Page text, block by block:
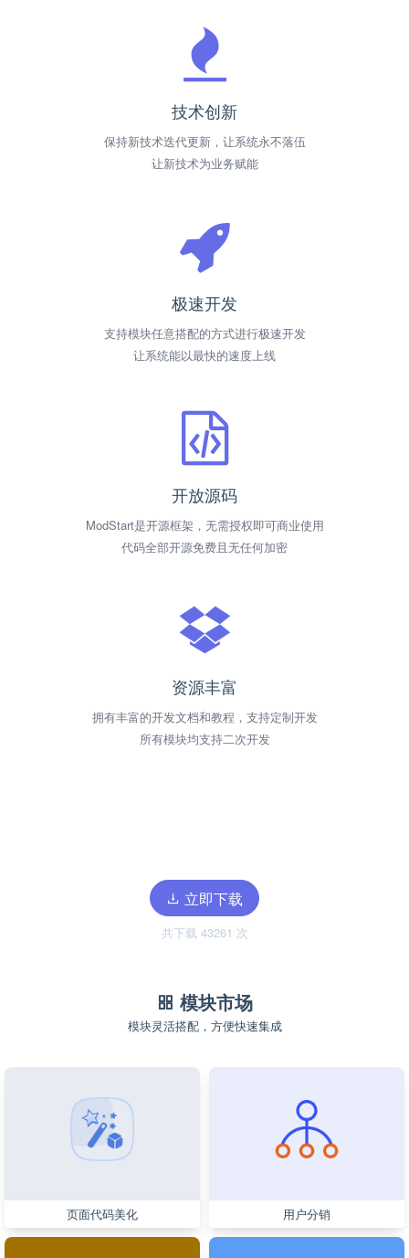
技术创新
保持新技术迭代更新，让系统永不落伍
让新技术为业务赋能
极速开发
支持模块任意搭配的方式进行极速开发
让系统能以最快的速度上线
开放源码
ModStart是开源框架，无需授权即可商业使用
代码全部开源免费且无任何加密
资源丰富
拥有丰富的开发文档和教程，支持定制开发
所有模块均支持二次开发
立即下载
共下载 43261 次
模块市场
模块灵活搭配，方便快速集成
页面代码美化 用户分销